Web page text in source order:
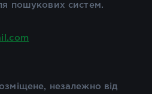
пошукових систем.
незалежно від